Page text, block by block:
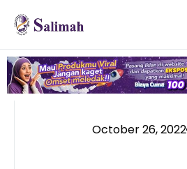
October 26, 2022